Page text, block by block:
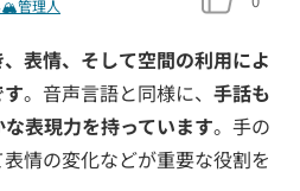
🏔管理人
表情、そして空間の利用によ
。音声言語と同様に、 手話も
表現力を持っています。手の
情の変化などが重要な役割を